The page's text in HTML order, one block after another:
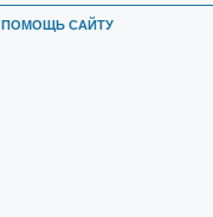
ПОМОЩЬ САЙТУ